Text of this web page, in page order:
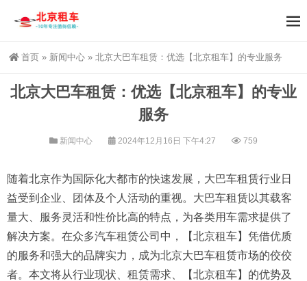
首页 » 新闻中心 » 北京大巴车租赁：优选【北京租车】的专业服务
北京大巴车租赁：优选【北京租车】的专业
服务
新闻中心 2024年12月16日 下午4:27 759
随着北京作为国际化大都市的快速发展，大巴车租赁行业日
益受到企业、团体及个人活动的重视。大巴车租赁以其载客
量大、服务灵活和性价比高的特点，为各类用车需求提供了
解决方案。在众多汽车租赁公司中，【北京租车】凭借优质
的服务和强大的品牌实力，成为北京大巴车租赁市场的佼佼
者。本文将从行业现状、租赁需求、【北京租车】的优势及